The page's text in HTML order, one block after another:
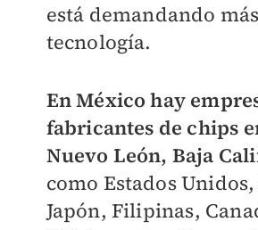
está demandando
tecnología.
En México hay
fabricantes de chips
Nuevo León, Baja
como Estados
Japón, Filipinas,